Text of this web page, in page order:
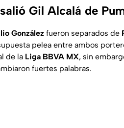
Gil Alcalá de
González fueron separados de
pelea entre ambos
de la Liga BBVA MX, sin
fuertes palabras.